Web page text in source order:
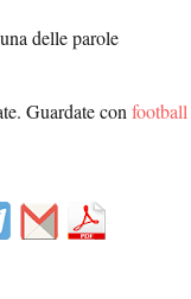
delle parole
Guardate con football